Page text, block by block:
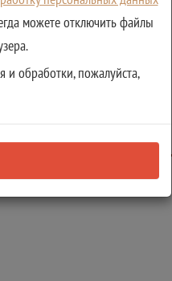
детей
можете отключить файлы
и обработки, пожалуйста,